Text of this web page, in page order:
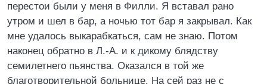
перестои были у меня в Филли. Я вставал рано
утром и шел в бар, а ночью тот бар я закрывал. Как
мне удалось выкарабкаться, сам не знаю. Потом
наконец обратно в Л.-А. и к дикому блядству
семилетнего пьянства. Оказался в той же
благотворительной больнице. На сей раз не с